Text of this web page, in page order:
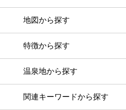
地図から探す
特徴から探す
温泉地から探す
関連キーワードから探す